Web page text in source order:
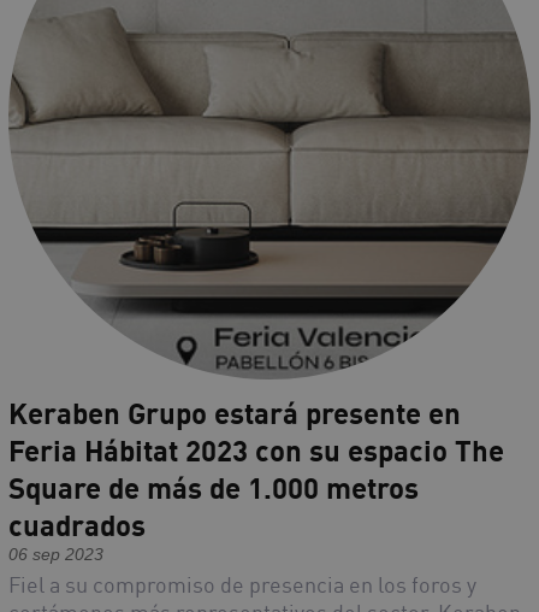
Keraben Grupo estará presente en
Feria Hábitat 2023 con su espacio The
Square de más de 1.000 metros
cuadrados
06 sep 2023
Fiel a su compromiso de presencia en los foros y